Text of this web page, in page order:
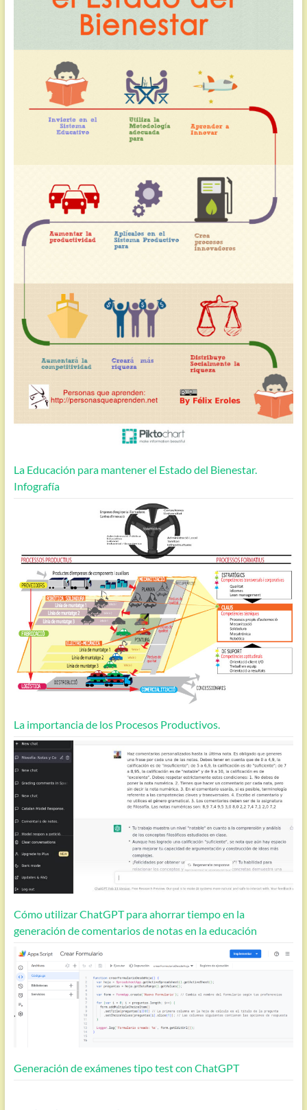
La Educación para mantener el Estado del Bienestar.
Infografía
La importancia de los Procesos Productivos.
Cómo utilizar ChatGPT para ahorrar tiempo en la
generación de comentarios de notas en la educación
Generación de exámenes tipo test con ChatGPT